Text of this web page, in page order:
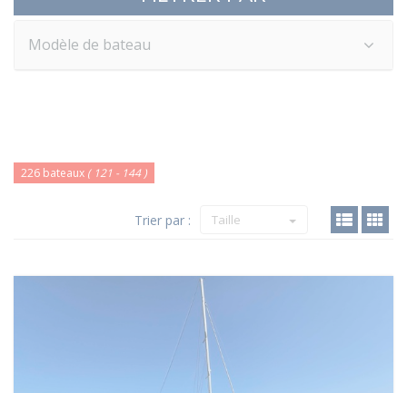
Modèle de bateau
226 bateaux ( 121 - 144 )
Trier par : Taille